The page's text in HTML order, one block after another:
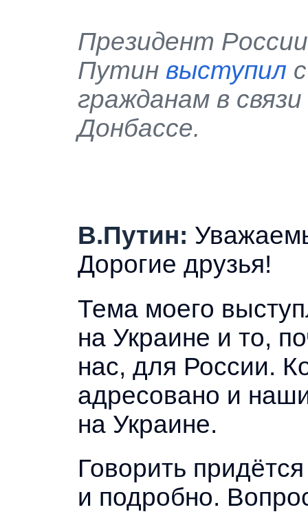
Президент
Путин выступил
гражданам в
Донбассе.
В.Путин:
Дорогие друзья!
Тема моего
на Украине и то,
нас, для России.
адресовано и
на Украине.
Говорить
и подробно.